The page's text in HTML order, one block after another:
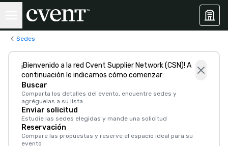
Sedes
¡Bienvenido a la red Cvent Supplier Network (CSN)! A
continuación le indicamos cómo comenzar:
Buscar
Comparta los detalles del evento, encuentre sedes y
agréguelas a su lista
Enviar solicitud
Estudie las sedes elegidas y mande una solicitud
Reservación
Compare las propuestas y reserve el espacio ideal para su
evento